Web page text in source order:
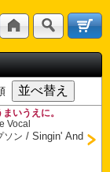
いうえに。
Vocal
ソン /Singin' And